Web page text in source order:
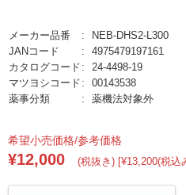
メーカー品番
NEB-DHS2-L300
JANコード
4975479197161
カタログコード
24-4498-19
マツヨシコード
00143538
薬事分類
薬機法対象外
希望小売価格/参考価格
¥12,000 (税抜き) [¥13,200(税込